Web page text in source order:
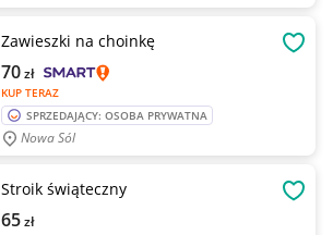
Zawieszki na choinkę
KUP TERAZ
70zł
SPRZEDAJĄCY: OSOBA PRYWATNA
Nowa Sól
Stroik świąteczny
65zł